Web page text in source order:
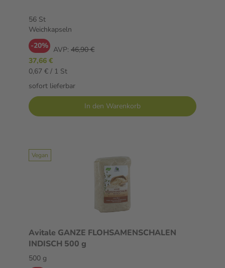
56 St
Weichkapseln
-20% AVP: 46,90 €
37,66 €
0,67 € / 1 St
sofort lieferbar
In den Warenkorb
Vegan
Avitale GANZE FLOHSAMENSCHALEN
INDISCH 500 g
500 g